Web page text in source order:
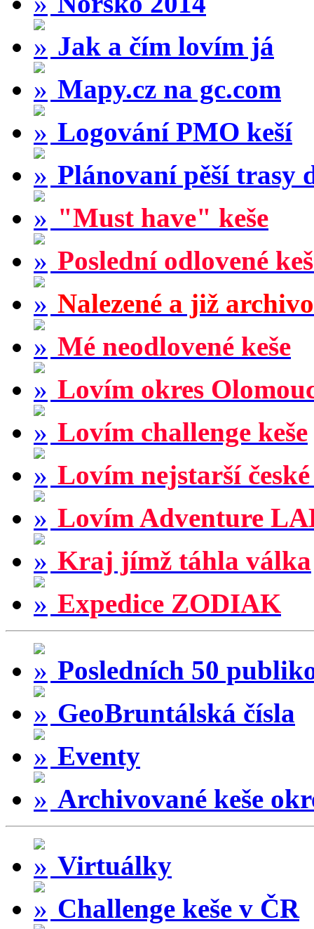
Jak a čím lovím já
Mapy.cz na gc.com
Logování PMO keší
Plánovaní pěší trasy
"Must have" keše
Poslední odlovené
Nalezené a již
Mé neodlovené keše
Lovím okres
Lovím challenge keše
Lovím nejstarší české
Lovím Adventure
Kraj jímž táhla válka
Expedice ZODIAK
Posledních 50
GeoBruntálská čísla
Eventy
Archivované keše
Virtuálky
Challenge keše v ČR